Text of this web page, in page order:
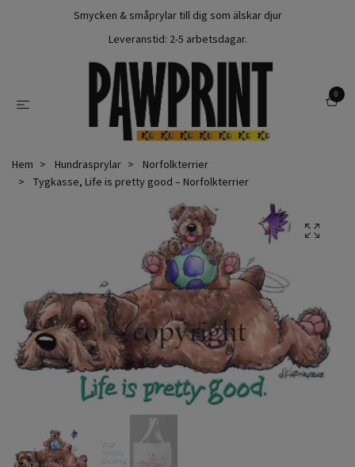
Smycken & småprylar till dig som älskar djur
Leveranstid: 2-5 arbetsdagar.
0
Hem Hundrasprylar
Norfolkterrier
Tygkasse, Life is pretty good – Norfolkterrier